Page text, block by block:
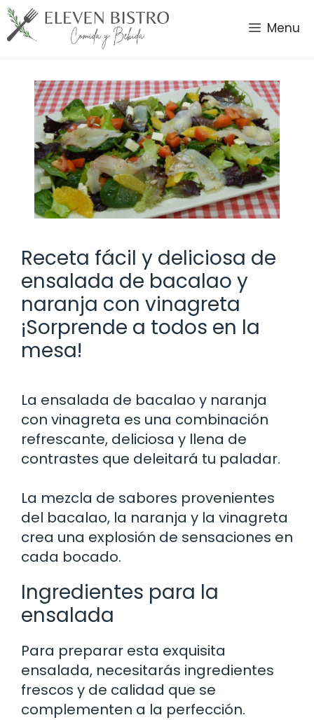
Saltar
al
contenido
Menu
Receta fácil y deliciosa de
ensalada de bacalao y
naranja con vinagreta
¡Sorprende a todos en la
mesa!
La ensalada de bacalao y naranja
con vinagreta es una combinación
refrescante, deliciosa y llena de
contrastes que deleitará tu paladar.
La mezcla de sabores provenientes
del bacalao, la naranja y la vinagreta
crea una explosión de sensaciones en
cada bocado.
Ingredientes para la
ensalada
Para preparar esta exquisita
ensalada, necesitarás ingredientes
frescos y de calidad que se
complementen a la perfección.